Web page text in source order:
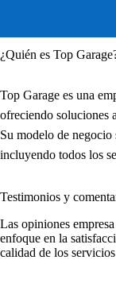
¿Quién es Top
Top Garage es una
ofreciendo soluciones
Su modelo de negocio
incluyendo todos los
Testimonios y
Las opiniones
enfoque en la
calidad de los